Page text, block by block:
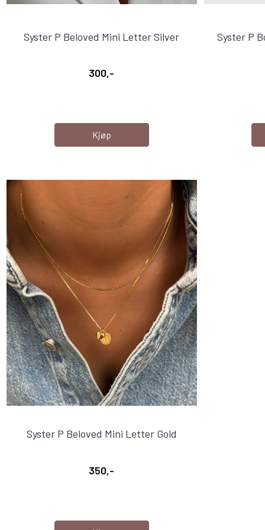
Syster P Beloved Mini Letter Silver
300,-
Kjøp
Syster P
Syster P Beloved Mini Letter Gold
350,-